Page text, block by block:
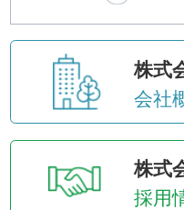
株式
会社
株式
採用